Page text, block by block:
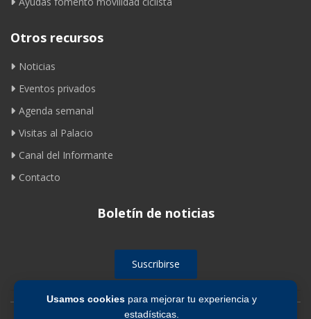
Usamos cookiespara mejorar tu experiencia y
estadísticas.
Otros recursos
Noticias
Eventos privados
Agenda semanal
Visitas al Palacio
Canal del Informante
Contacto
Boletín de noticias
Suscribirse